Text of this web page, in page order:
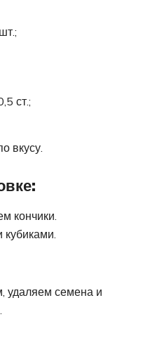
ст.;
вкусу.
кончики.
удаляем семена и